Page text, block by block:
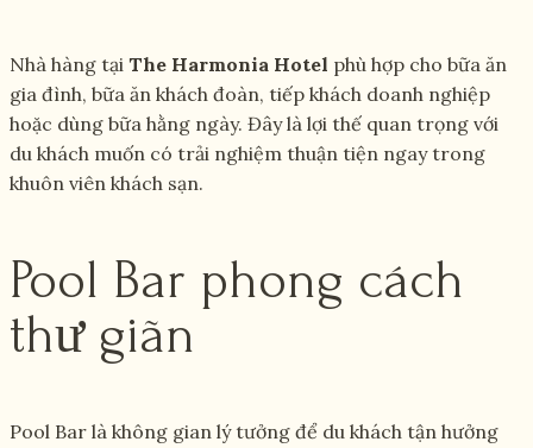
Nhà hàng tại The Harmonia Hotel phù hợp cho bữa ăn
gia đình, bữa ăn khách đoàn, tiếp khách doanh nghiệp
hoặc dùng bữa hằng ngày. Đây là lợi thế quan trọng với
du khách muốn có trải nghiệm thuận tiện ngay trong
khuôn viên khách sạn.
Pool Bar phong cách
thư giãn
Pool Bar là không gian lý tưởng để du khách tận hưởng